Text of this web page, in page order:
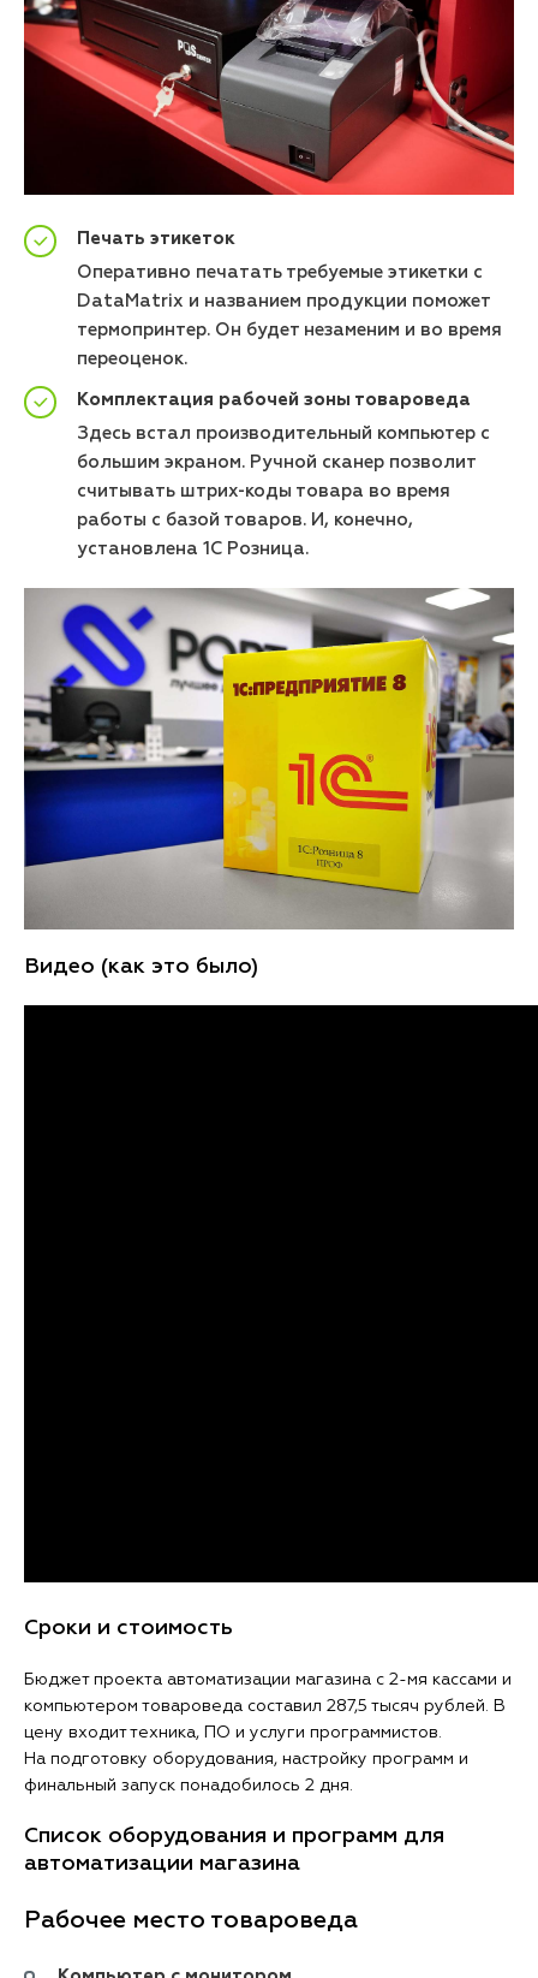
Печать этикеток
Оперативно печатать требуемые этикетки с
DataMatrix и названием продукции поможет
термопринтер. Он будет незаменим и во время
переоценок.
Комплектация рабочей зоны товароведа
Здесь встал производительный компьютер с
большим экраном. Ручной сканер позволит
считывать штрих-коды товара во время
работы с базой товаров. И, конечно,
установлена 1С Розница.
Видео (как это было)
Сроки и стоимость
Бюджет проекта автоматизации магазина с 2-мя кассами и
компьютером товароведа составил 287,5 тысяч рублей. В
цену входит техника, ПО и услуги программистов.
На подготовку оборудования, настройку программ и
финальный запуск понадобилось 2 дня.
Список оборудования и программ для
автоматизации магазина
Рабочее место товароведа